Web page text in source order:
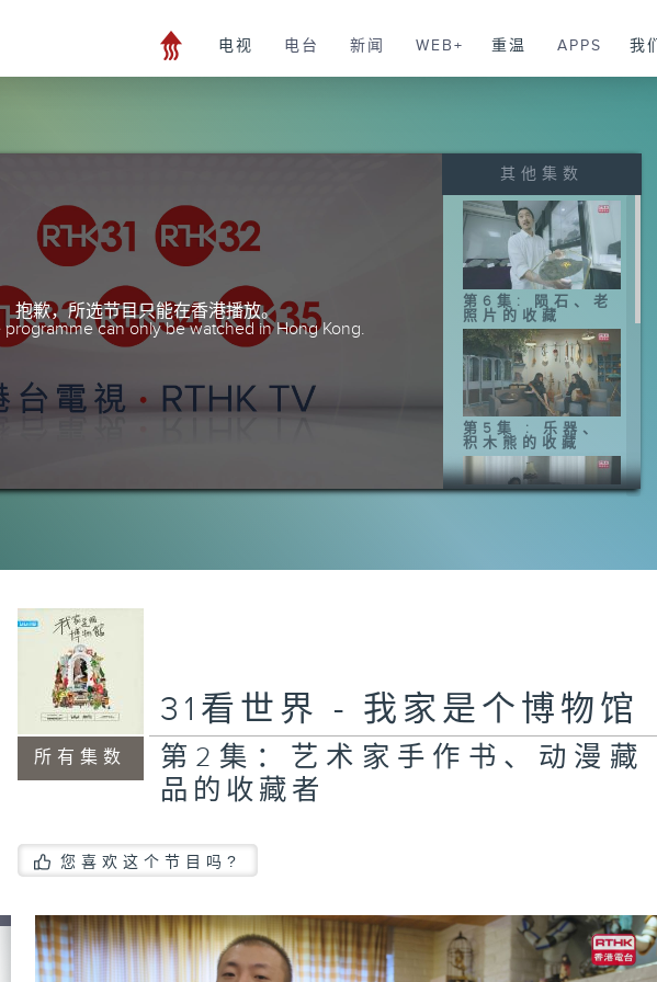
电视 电台 新闻 WEB+ 重温 APPS 我们
抱歉，所选节目只能在香港播放。
programme can only be watched in Hong Kong.
其他集数
第6集: 陨石、老
照片的收藏
第5集 : 乐器、
积木熊的收藏
服饰、欧洲古董裙
第3集：猫壶、搪
瓷杯的收藏
所有集数
31看世界 - 我家是个博物馆
第2集：艺术家手作书、动漫藏
品的收藏者
您喜欢这个节目吗?